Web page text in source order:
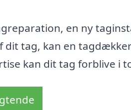
en ny
dit tag, kan en
kan dit tag forblive i